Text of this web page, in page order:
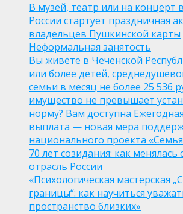
В музей, театр или на концерт
России стартует праздничная
владельцев Пушкинской карты
Неформальная занятость
Вы живёте в Чеченской
или более детей,
семьи в месяц не более 25 536
имущество не превышает
норму? Вам доступна
выплата — новая мера
национального проекта
70 лет созидания: как менялась
отрасль России
«Психологическая мастерская
границы“: как научиться
пространство близких»